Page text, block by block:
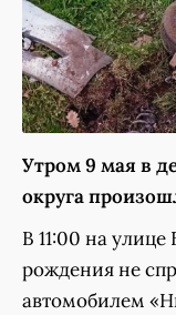
Утром 9 мая в
округа
В 11:00 на
рождения не
автомобилем